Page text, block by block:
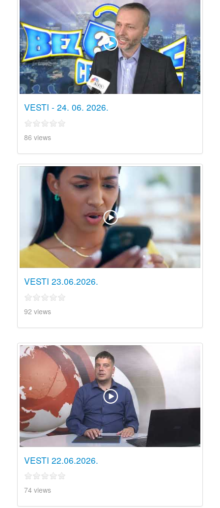
VESTI - 24. 06. 2026.
86 views
VESTI 23.06.2026.
92 views
VESTI 22.06.2026.
74 views